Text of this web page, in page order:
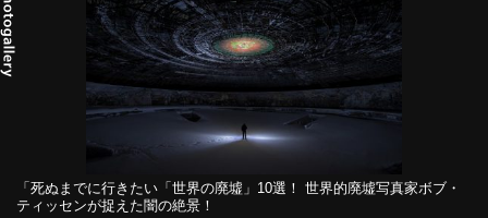
「死ぬまでに行きたい「世界の廃墟」10選！ 世界的廃墟写真家ボブ・
ティッセンが捉えた闇の絶景！